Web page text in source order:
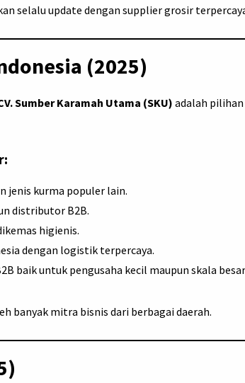
selalu update dengan supplier grosir
(2025)
Sumber Karamah Utama (SKU)adalah pilihan
jenis kurma populer lain.
distributor B2B.
higienis.
dengan logistik terpercaya.
baik untuk pengusaha kecil maupun skala
banyak mitra bisnis dari berbagai daerah.